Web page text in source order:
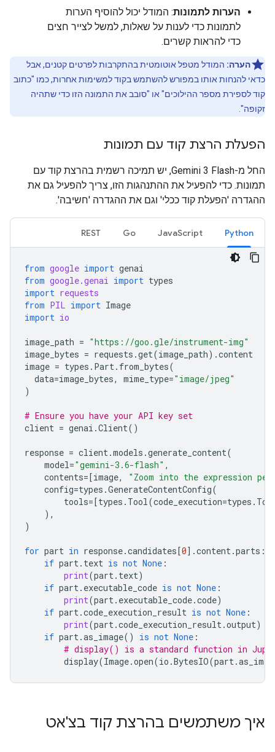
הערות לתמונות: המודל יכול להוסיף הערות
לתמונות כדי לענות על שאלות, למשל לצייר חצים
כדי להראות קשרים.
הערה: המודל מטפל אוטומטית בהתקרבות לפרטים קטנים, אבל
כדאי להנחות אותו במפורש להשתמש בקוד למשימות אחרות, כמו "כתוב
קוד לספירת מספר ההילוכים" או "סובב את התמונה הזו כדי שתהיה
זקופה".
הפעלת הרצת קוד עם תמונות
החל מ-Gemini 3 Flash, יש תמיכה רשמית בהרצת קוד עם
תמונות. כדי להפעיל את ההתנהגות הזו, צריך להפעיל גם את
ההגדרה 'הפעלת קוד ככלי' וגם את ההגדרה 'חשיבה'.
Python
JavaScript
Go
REST
from google import genai
from google.genai import types
import requests
from PIL import Image
import io
image_path = "https://goo.gle/instrument-img"
image_bytes = requests .get(image_path) .content
image = types . Part. from_bytes(
data=image_bytes, mime_type="image/jpeg"
)
# Ensure you have your API key set
client = genai .Client()
response = client.models .generate_content(
model="gemini-3.6-flash" ,
contents=[image,
"Zoom into the expression
config=types .GenerateContentConfig(
tools=[types . Tool(code_execution=types .
),
)
for part in response.candidates[0] .content.parts :
if part. text is not None :
print(part. text)
if part. executable_code is not None :
print(part. executable_code.code)
if part.code_execution_result is not None :
print(part.code_execution_result.output)
if part.as_image() is not None :
# display() is a standard function in
display(Image.open(io .BytesIO(part.
איך משתמשים בהרצת קוד בצ'אט